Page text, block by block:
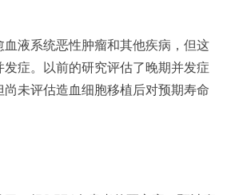
液系统恶性肿瘤和其他疾病，但这
症。以前的研究评估了晚期并发症
未评估造血细胞移植后对预期寿命